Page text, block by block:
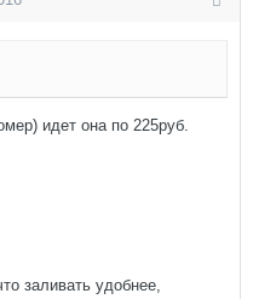
идет она по 225руб.
заливать удобнее,